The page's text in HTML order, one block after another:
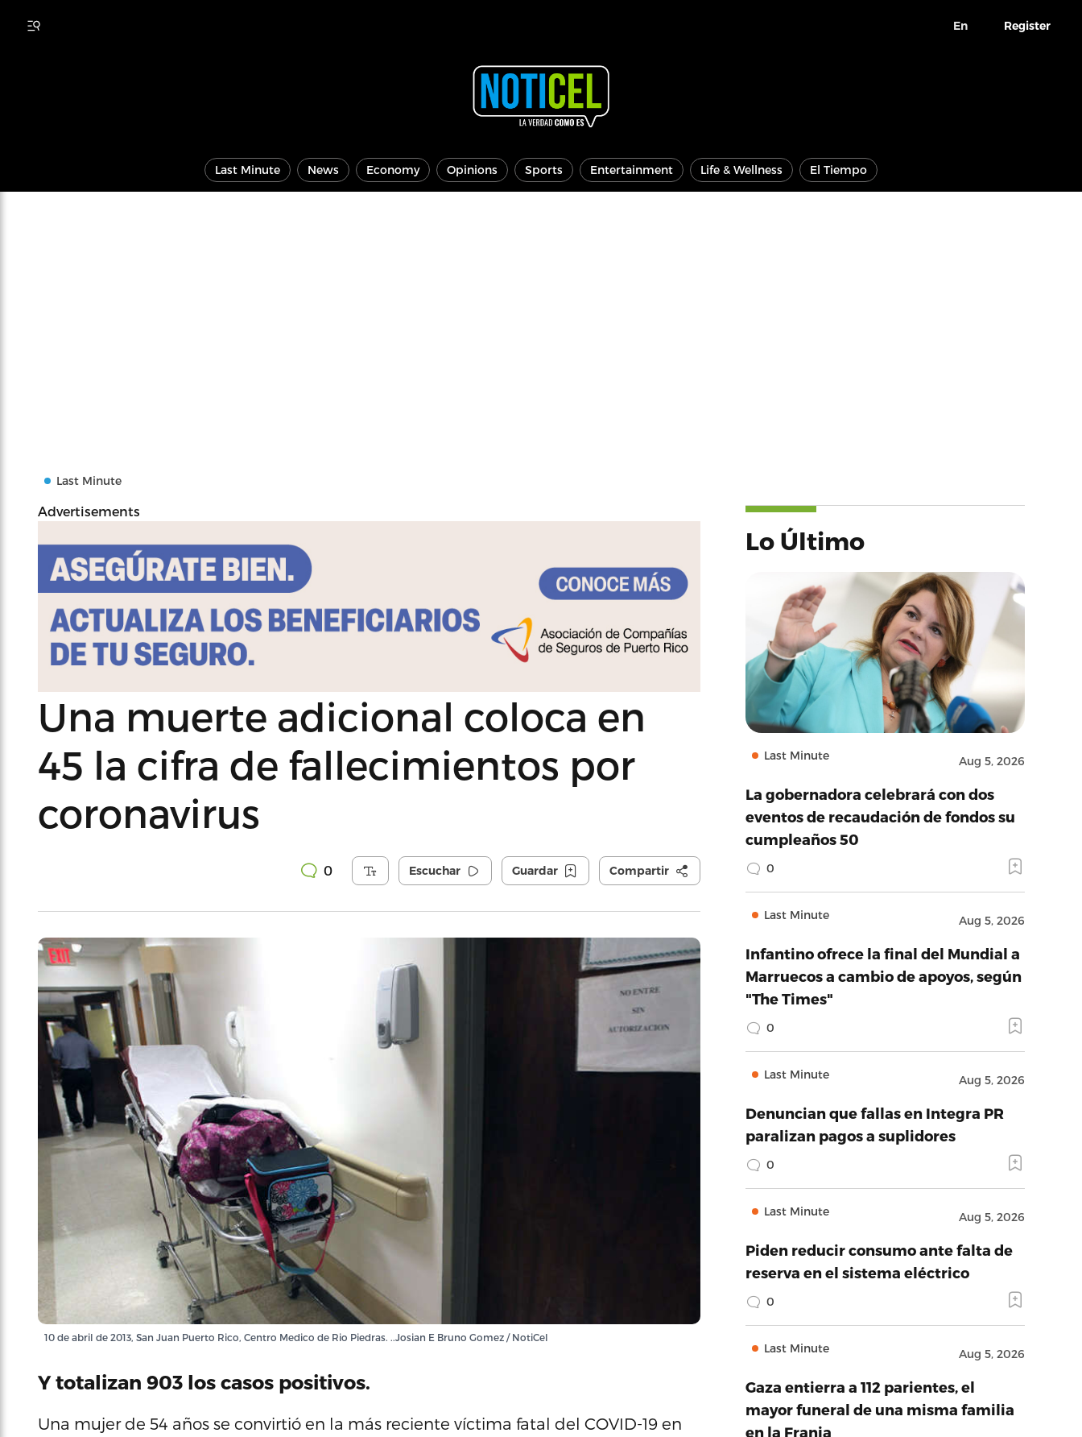
En Register
Last Minute News Economy Opinions Sports Entertainment Life & Wellness El Tiempo
Last Minute
Advertisements
Una muerte adicional coloca en
45 la cifra de fallecimientos por
coronavirus
0 Escuchar Guardar Compartir
10 de abril de 2013, San Juan Puerto Rico, Centro Medico de Rio Piedras. ..Josian E Bruno Gomez / NotiCel
Y totalizan 903 los casos positivos.
Una mujer de 54 años se convirtió en la más reciente víctima fatal del COVID-19 en
Lo Último
Last Minute Aug 5, 2026
La gobernadora celebrará con dos
eventos de recaudación de fondos su
cumpleaños 50
0
Last Minute Aug 5, 2026
Infantino ofrece la final del Mundial a
Marruecos a cambio de apoyos, según
"The Times"
0
Last Minute Aug 5, 2026
Denuncian que fallas en Integra PR
paralizan pagos a suplidores
0
Last Minute Aug 5, 2026
Piden reducir consumo ante falta de
reserva en el sistema eléctrico
0
Last Minute Aug 5, 2026
Gaza entierra a 112 parientes, el
mayor funeral de una misma familia
en la Franja